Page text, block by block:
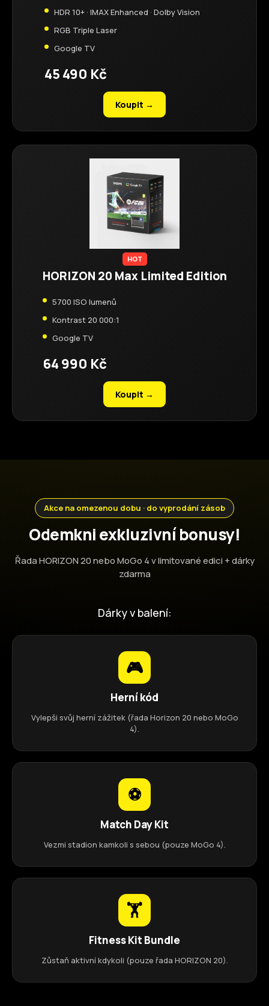
HDR 10+ · IMAX Enhanced · Dolby Vision
RGB Triple Laser
Google TV
45 490 Kč
Koupit →
HOT
HORIZON 20 Max Limited Edition
5700 ISO lumenů
Kontrast 20 000:1
Google TV
64 990 Kč
Koupit →
Akce na omezenou dobu · do vyprodání zásob
Odemkni exkluzivní bonusy!
Řada HORIZON 20 nebo MoGo 4 v limitované edici + dárky
zdarma
Dárky v balení:
🎮
Herní kód
Vylepši svůj herní zážitek (řada Horizon 20 nebo MoGo
4).
⚽
Match Day Kit
Vezmi stadion kamkoli s sebou (pouze MoGo 4).
🏋
Fitness Kit Bundle
Zůstaň aktivní kdykoli (pouze řada HORIZON 20).